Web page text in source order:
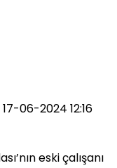
06-2024 12:16